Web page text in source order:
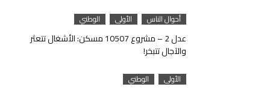
أحوال الناس الأولى الوطني
عدل 2 – مشروع 10507 مسكن: الأشغال تتعثر
والآجال تتبخر!
الأولى الوطني